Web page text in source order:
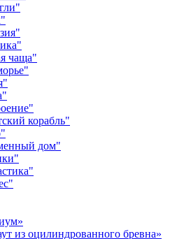
чаща"
корабль"
дом"
из оцилиндрованного бревна»